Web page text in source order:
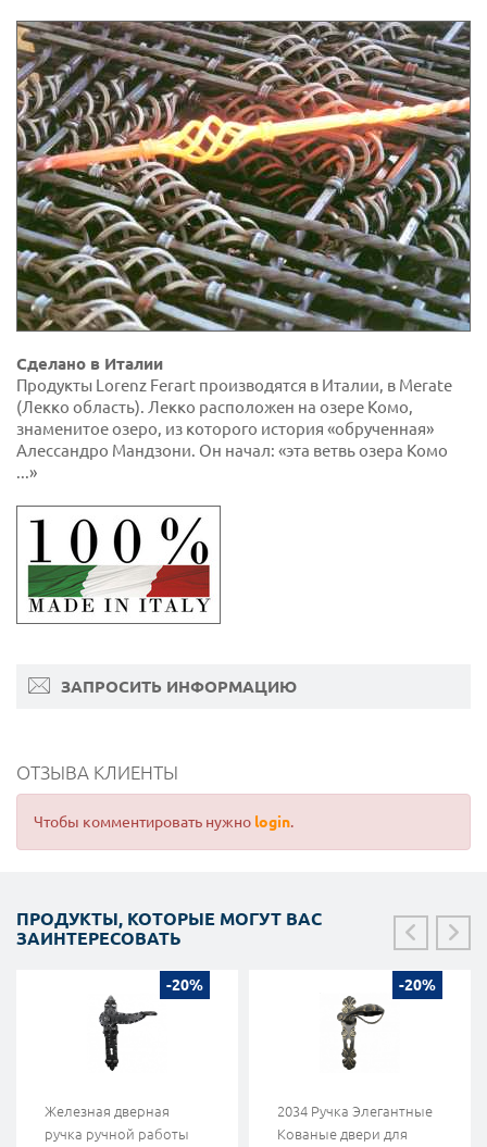
Сделано в Италии
Продукты Lorenz Ferart производятся в Италии, в Merate
(Лекко область). Лекко расположен на озере Комо,
знаменитое озеро, из которого история «обрученная»
Алессандро Мандзони. Он начал: «эта ветвь озера Комо
...»
ЗАПРОСИТЬ ИНФОРМАЦИЮ
ОТЗЫВА КЛИЕНТЫ
Чтобы комментировать нужно login.
ПРОДУКТЫ, КОТОРЫЕ МОГУТ ВАС
ЗАИНТЕРЕСОВАТЬ
-20%
Железная дверная
ручка ручной работы
-20%
2034 Ручка Элегантные
Кованые двери для